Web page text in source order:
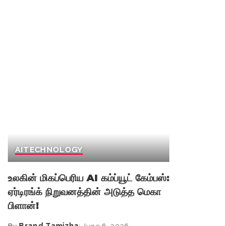
AITECHNOLOGY
உலகின் மிகப்பெரிய AI கம்ப்யூட் கேம்பஸ்:
ஏர்டிரங்க் நிறுவனத்தின் அடுத்த மெகா
பிளான்!